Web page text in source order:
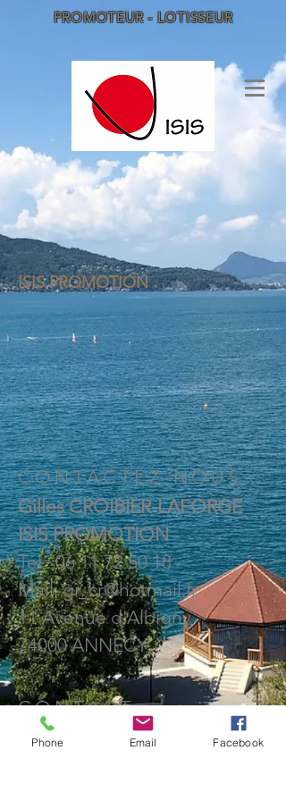
PROMOTEUR - LOTISSEUR
ISIS PROMOTION
CONTACTEZ-NOUS :
Tél :06 11 72 50 18
Mail:gi_cr@hotmail.fr
CONTACT
11 Avenue d'Albigny
74000 ANNECY
Gilles CROIBIER-LAFORGE
ISIS PROMOTION
Phone Email Facebook